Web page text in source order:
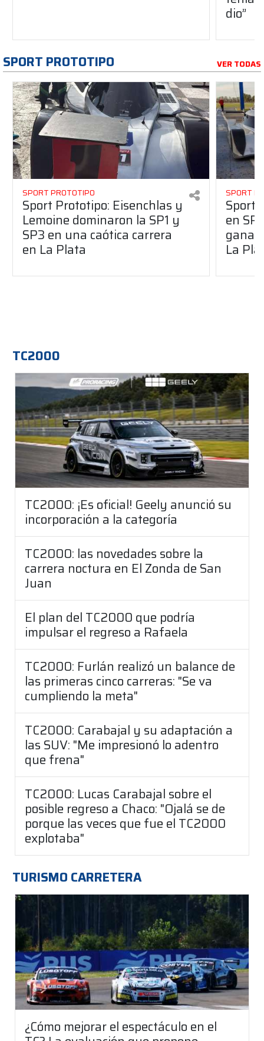
dio”
SPORT PROTOTIPO VER TODAS
SPORT PROTOTIPO
Sport Prototipo: Eisenchlas y
Lemoine dominaron la SP1 y
SP3 en una caótica carrera
en La Plata
SPORT
Sport
en
La
TC2000
TC2000: ¡Es oficial! Geely anunció su
incorporación a la categoría
TC2000: las novedades sobre la
carrera noctura en El Zonda de San
Juan
El plan del TC2000 que podría
impulsar el regreso a Rafaela
TC2000: Furlán realizó un balance de
las primeras cinco carreras: "Se va
cumpliendo la meta"
TC2000: Carabajal y su adaptación a
las SUV: "Me impresionó lo adentro
que frena"
TC2000: Lucas Carabajal sobre el
posible regreso a Chaco: "Ojalá se de
porque las veces que fue el TC2000
explotaba"
TURISMO CARRETERA
¿Cómo mejorar el espectáculo en el